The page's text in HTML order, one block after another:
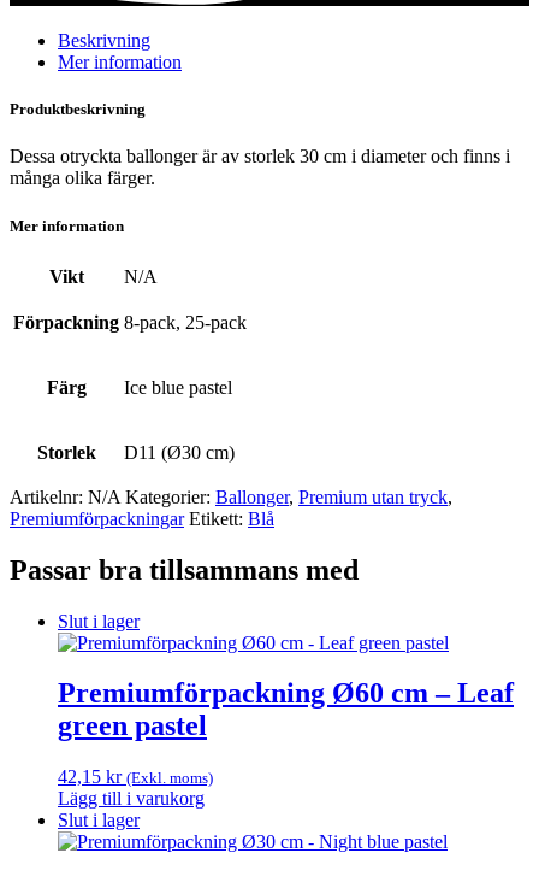
pastel
mängd
Beskrivning
Mer information
Produktbeskrivning
Dessa otryckta ballonger är av storlek 30 cm i diameter och finns i
många olika färger.
Mer information
Vikt N/A
Förpackning 8-pack, 25-pack
Färg Ice blue pastel
Storlek D11 (Ø30 cm)
Artikelnr: N/A Kategorier: Ballonger, Premium utan tryck,
Premium­förpackningar Etikett: Blå
Passar bra tillsammans med
Slut i lager
Premiumförpackning Ø60 cm – Leaf
green pastel
42,15 kr (Exkl. moms)
Lägg till i varukorg
Slut i lager